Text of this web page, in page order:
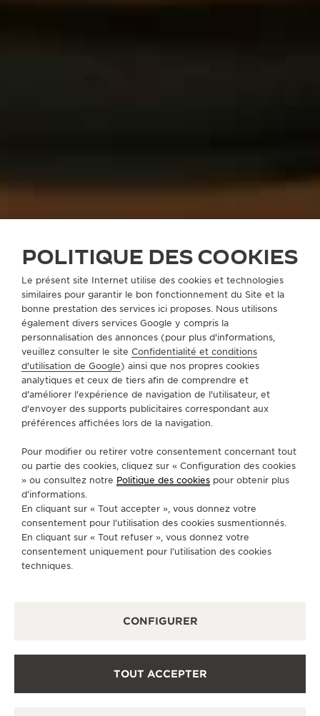
POLITIQUE DES COOKIES
Le présent site Internet utilise des cookies et technologies
similaires pour garantir le bon fonctionnement du Site et la
bonne prestation des services ici proposes. Nous utilisons
également divers services Google y compris la
personnalisation des annonces (pour plus d'informations,
veuillez consulter le site Confidentialité et conditions
d'utilisation de Google) ainsi que nos propres cookies
analytiques et ceux de tiers afin de comprendre et
d'améliorer l'expérience de navigation de l'utilisateur, et
d'envoyer des supports publicitaires correspondant aux
préférences affichées lors de la navigation.
Pour modifier ou retirer votre consentement concernant tout
ou partie des cookies, cliquez sur « Configuration des cookies
» ou consultez notre Politique des cookies pour obtenir plus
d’informations.
En cliquant sur « Tout accepter », vous donnez votre
consentement pour l’utilisation des cookies susmentionnés.
En cliquant sur « Tout refuser », vous donnez votre
consentement uniquement pour l’utilisation des cookies
techniques.
CONFIGURER
TOUT ACCEPTER